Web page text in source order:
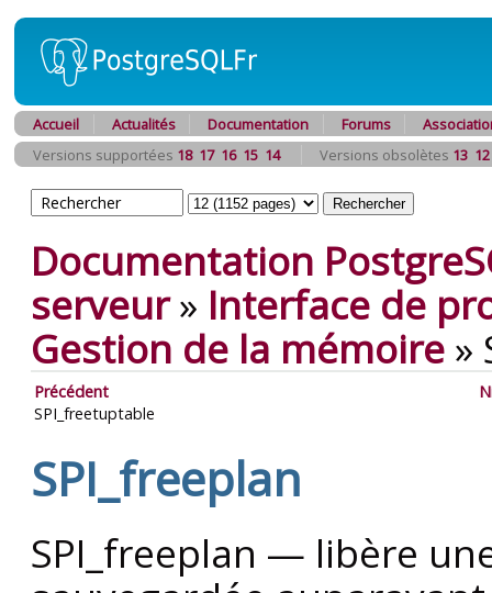
Accueil Actualités Documentation Forums
Versions supportées 18 17 16 15 14 Versions obsolètes 13 12
Documentation
serveur» Interface de
Gestion de la mémoire »
Précédent
SPI_freetuptable
SPI_freeplan
SPI_freeplan — libère